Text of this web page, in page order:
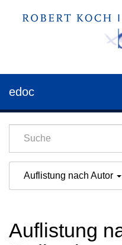
edoc
Auflistung nach Autor
Auflistung